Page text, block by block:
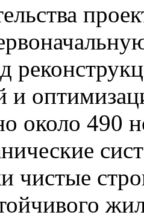
и
около 490
чистые